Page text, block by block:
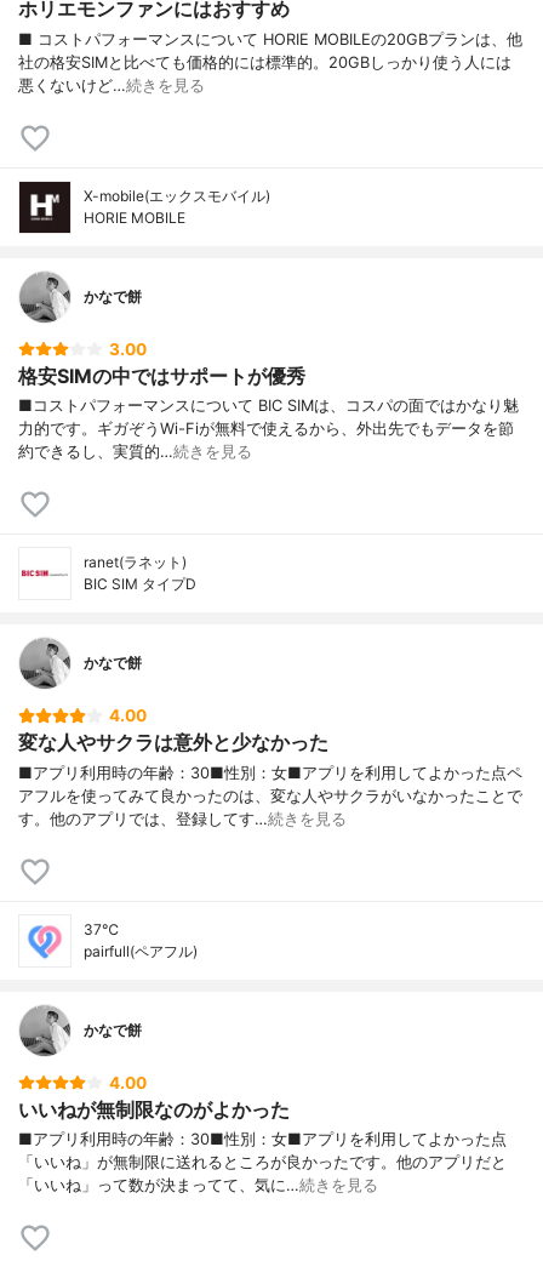
ホリエモンファンにはおすすめ
■ コストパフォーマンスについて HORIE MOBILEの20GBプランは、他
社の格安SIMと比べても価格的には標準的。20GBしっかり使う人には
悪くないけど…続きを見る
X-mobile(エックスモバイル)
HORIE MOBILE
かなで餅
3.00
格安SIMの中ではサポートが優秀
■コストパフォーマンスについて BIC SIMは、コスパの面ではかなり魅
力的です。ギガぞうWi-Fiが無料で使えるから、外出先でもデータを節
約できるし、実質的…続きを見る
ranet(ラネット)
BIC SIM タイプD
かなで餅
4.00
変な人やサクラは意外と少なかった
■アプリ利用時の年齢：30■性別：女■アプリを利用してよかった点ペ
アフルを使ってみて良かったのは、変な人やサクラがいなかったことで
す。他のアプリでは、登録してす…続きを見る
37℃
pairfull(ペアフル)
かなで餅
4.00
いいねが無制限なのがよかった
■アプリ利用時の年齢：30■性別：女■アプリを利用してよかった点
「いいね」が無制限に送れるところが良かったです。他のアプリだと
「いいね」って数が決まってて、気に…続きを見る